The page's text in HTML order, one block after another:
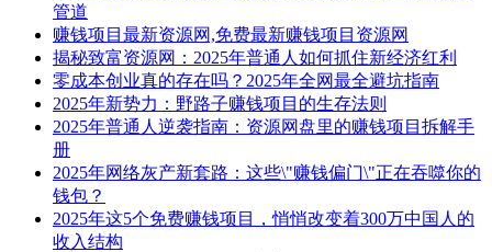
管道
赚钱项目最新资源网,免费最新赚钱项目资源网
揭秘致富资源网：2025年普通人如何抓住新经济红利
零成本创业真的存在吗？2025年全网最全避坑指南
2025年新势力：野路子赚钱项目的生存法则
2025年普通人逆袭指南：资源网盘里的赚钱项目拆解手
册
2025年网络灰产新套路：这些\"赚钱偏门\"正在吞噬你的
钱包？
2025年这5个免费赚钱项目，悄悄改变着300万中国人的
收入结构